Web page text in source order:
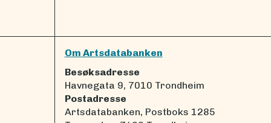
Om Artsdatabanken
Besøksadresse
Havnegata 9, 7010 Trondheim
Postadresse
Artsdatabanken, Postboks 1285